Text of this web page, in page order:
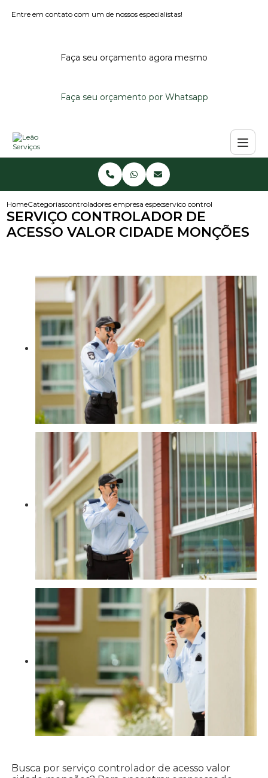
Entre em contato com um de nossos especialistas!
Faça seu orçamento agora mesmo
Faça seu orçamento por Whatsapp
HomeCategoriascontroladores de acessoempresa especialista em controlador de
servico controlador de acesso
SERVIÇO CONTROLADOR DE
ACESSO VALOR CIDADE MONÇÕES
Busca por serviço controlador de acesso valor